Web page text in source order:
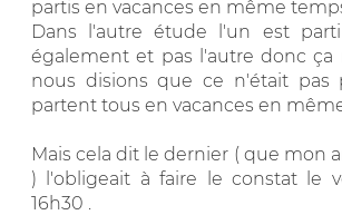
partis en vacances en même temps
Dans l'autre étude l'un est
également et pas l'autre donc ça
nous disions que ce n'était pas
partent tous en vacances en
Mais cela dit le dernier ( que mon
) l'obligeait à faire le constat le
16h30 .